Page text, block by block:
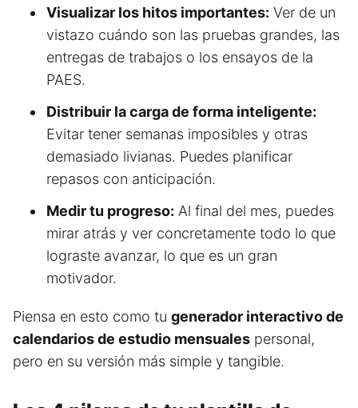
Visualizar los hitos importantes: Ver de un
vistazo cuándo son las pruebas grandes, las
entregas de trabajos o los ensayos de la
PAES.
Distribuir la carga de forma inteligente:
Evitar tener semanas imposibles y otras
demasiado livianas. Puedes planificar
repasos con anticipación.
Medir tu progreso: Al final del mes, puedes
mirar atrás y ver concretamente todo lo que
lograste avanzar, lo que es un gran
motivador.
Piensa en esto como tu generador interactivo de
calendarios de estudio mensuales personal,
pero en su versión más simple y tangible.